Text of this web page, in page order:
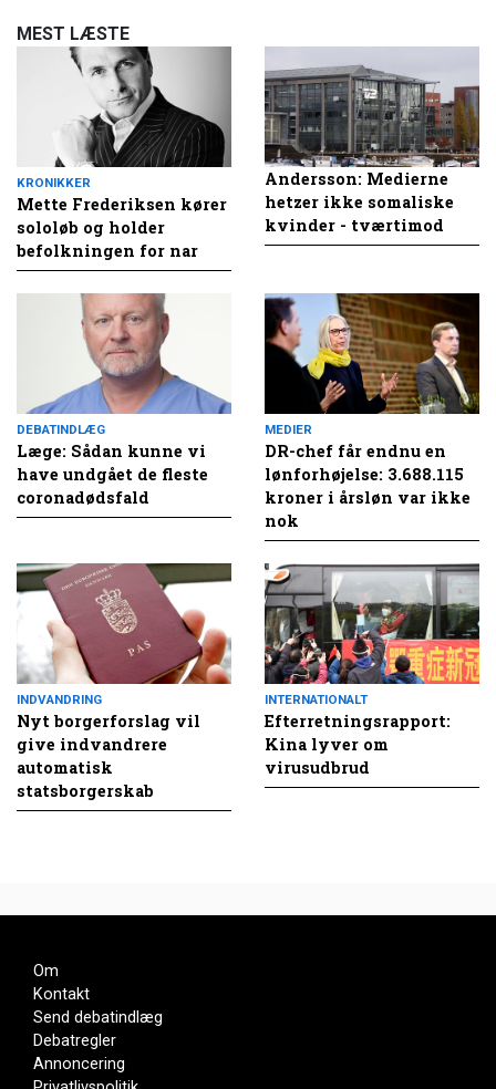
MEST LÆSTE
KRONIKKER
Mette Frederiksen kører
sololøb og holder
befolkningen for nar
Andersson: Medierne
hetzer ikke somaliske
kvinder - tværtimod
DEBATINDLÆG
Læge: Sådan kunne vi
have undgået de fleste
coronadødsfald
MEDIER
DR-chef får endnu en
lønforhøjelse: 3.688.115
kroner i årsløn var ikke
nok
INDVANDRING
Nyt borgerforslag vil
give indvandrere
automatisk
statsborgerskab
INTERNATIONALT
Efterretningsrapport:
Kina lyver om
virusudbrud
Om
Kontakt
Send debatindlæg
Debatregler
Annoncering